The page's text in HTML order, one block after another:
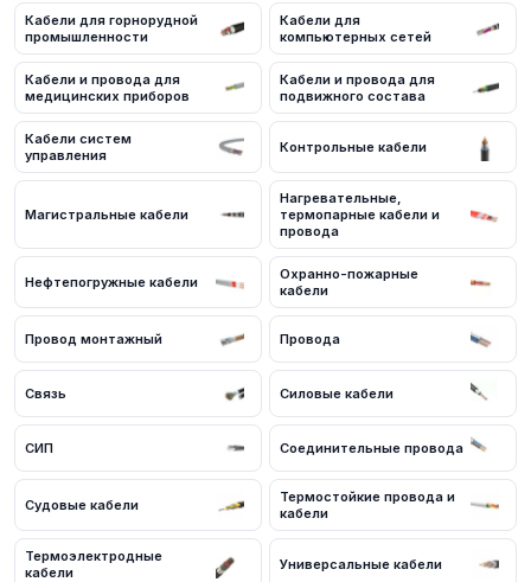
Соответствие стандартам ГОСТ и ТУ
Обязательное наличие сертификатов
Доставка по всей России
Резка по метражу заказчика
Гибкая система скидок для оптовых покупателей
Цены и условия поставки
Цена от 10 руб/м. Для получения актуальных цен и наличия на
складе в России свяжитесь с нашими менеджерами. Мы
предложим оптимальные условия поставки и доставки.
Как оформить заказ
Для оформления заказа кабельной продукции в России вы
можете связаться с нашими менеджерами по телефону или
через форму обратной связи на сайте. Мы поможем подобрать
оптимальный вариант под ваши требования и рассчитаем
стоимость с учётом объёма заказа.
Кабели для горнорудной
промышленности
Кабели для
компьютерных сетей
Кабели и провода для
медицинских приборов
Кабели и провода для
подвижного состава
Кабели систем
управления
Контрольные кабели
Магистральные кабели
Нагревательные,
термопарные кабели и
провода
Нефтепогружные кабели
Охранно-пожарные
кабели
Провод монтажный Провода
Связь Силовые кабели
СИП Соединительные провода
Судовые кабели
Термостойкие провода и
кабели
Термоэлектродные
кабели
Универсальные кабели